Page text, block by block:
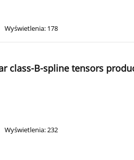
Wyświetlenia: 178
class-B-spline tensors
Wyświetlenia: 232